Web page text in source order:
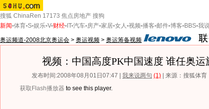
搜狐 ChinaRen 17173 焦点房地产 搜狗
新闻-体育-S-娱乐-V-财经- IT-汽车-房产-家居-女人-视频-播客-邮件-博客-BBS-我
奥运频道-2008北京奥运会 > 奥运视频 > 奥运筹备视频
视频：中国高度PK中国速度 谁任奥运
发布时间:2008年08月01日07:47 | 我来说两句 (1) | 来源：搜狐体育
获取Flash播放器 to see this player.